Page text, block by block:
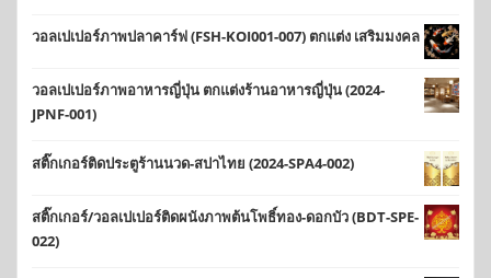
วอลเปเปอร์ภาพปลาคาร์ฟ (FSH-KOI001-007) ตกแต่ง เสริมมงคล
วอลเปเปอร์ภาพอาหารญี่ปุ่น ตกแต่งร้านอาหารญี่ปุ่น (2024-
JPNF-001)
สติ๊กเกอร์ติดประตูร้านนวด-สปาไทย (2024-SPA4-002)
สติ๊กเกอร์/วอลเปเปอร์ติดผนังภาพต้นโพธิ์ทอง-ดอกบัว (BDT-SPE-
022)